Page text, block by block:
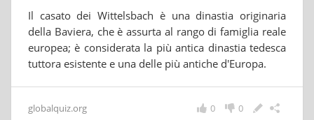
Il casato dei Wittelsbach è una dinastia originaria
della Baviera, che è assurta al rango di famiglia reale
europea; è considerata la più antica dinastia tedesca
tuttora esistente e una delle più antiche d'Europa.
globalquiz.org 0
0